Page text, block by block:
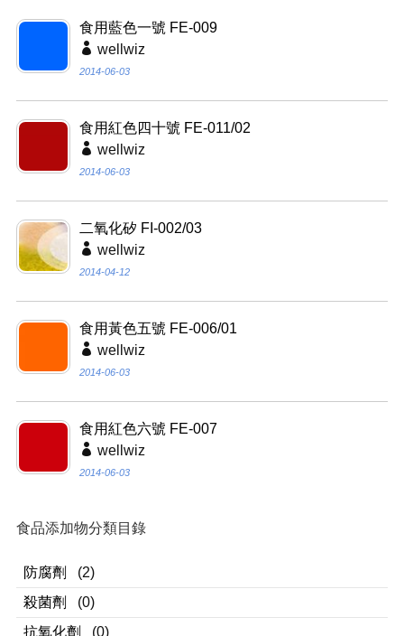
食用藍色一號 FE-009
wellwiz
2014-06-03
食用紅色四十號 FE-011/02
wellwiz
2014-06-03
二氧化矽 FI-002/03
wellwiz
2014-04-12
食用黃色五號 FE-006/01
wellwiz
2014-06-03
食用紅色六號 FE-007
wellwiz
2014-06-03
食品添加物分類目錄
防腐劑
(2)
殺菌劑
(0)
抗氧化劑
(0)